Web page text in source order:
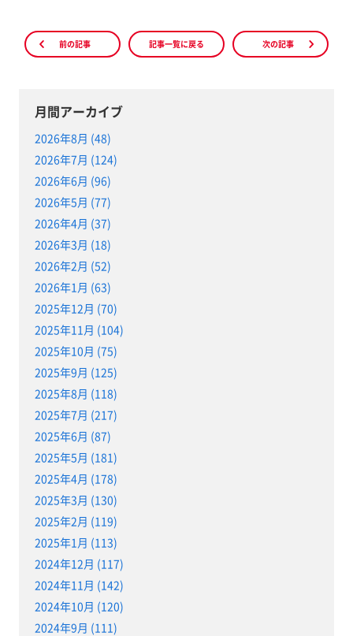
前の記事 記事一覧に戻る 次の記事
月間アーカイブ
2026年8月 (48)
2026年7月 (124)
2026年6月 (96)
2026年5月 (77)
2026年4月 (37)
2026年3月 (18)
2026年2月 (52)
2026年1月 (63)
2025年12月 (70)
2025年11月 (104)
2025年10月 (75)
2025年9月 (125)
2025年8月 (118)
2025年7月 (217)
2025年6月 (87)
2025年5月 (181)
2025年4月 (178)
2025年3月 (130)
2025年2月 (119)
2025年1月 (113)
2024年12月 (117)
2024年11月 (142)
2024年10月 (120)
2024年9月 (111)